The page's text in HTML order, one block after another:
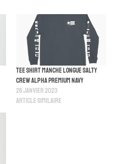
Tee Shirt Manche Longue Salty
Crew Alpha Premium Navy
26 janvier 2023
Article similaire